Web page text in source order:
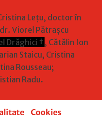
Leţu, doctor în
Viorel Pătrașcu
Drăghici † , Cătălin Ion
Staicu, Cristina
Rousseau;
Radu.
| Cookies